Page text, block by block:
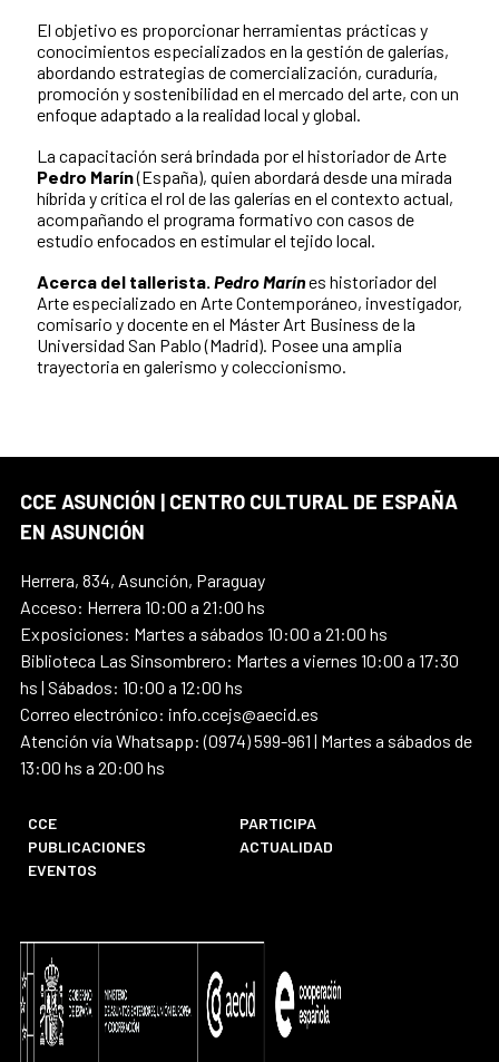
El objetivo es proporcionar herramientas prácticas y
conocimientos especializados en la gestión de galerías,
abordando estrategias de comercialización, curaduría,
promoción y sostenibilidad en el mercado del arte, con un
enfoque adaptado a la realidad local y global.
La capacitación será brindada por el historiador de Arte
Pedro Marín(España), quien abordará desde una mirada
híbrida y crítica el rol de las galerías en el contexto actual,
acompañando el programa formativo con casos de
estudio enfocados en estimular el tejido local.
Acerca del tallerista. Pedro Marínes historiador del
Arte especializado en Arte Contemporáneo, investigador,
comisario y docente en el Máster Art Business de la
Universidad San Pablo (Madrid). Posee una amplia
trayectoria en galerismo y coleccionismo.
CCE ASUNCIÓN | CENTRO CULTURAL DE ESPAÑA
EN ASUNCIÓN
Herrera, 834, Asunción, Paraguay
Acceso: Herrera 10:00 a 21:00 hs
Exposiciones: Martes a sábados 10:00 a 21:00 hs
Biblioteca Las Sinsombrero: Martes a viernes 10:00 a 17:30
hs | Sábados: 10:00 a 12:00 hs
Correo electrónico: info.ccejs@aecid.es
Atención vía Whatsapp: (0974) 599-961 | Martes a sábados de
13:00 hs a 20:00 hs
CCE
PARTICIPA
PUBLICACIONES
ACTUALIDAD
EVENTOS